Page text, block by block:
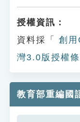
授權資訊：
資料採「
創
灣3.0版授權
教育部重編國